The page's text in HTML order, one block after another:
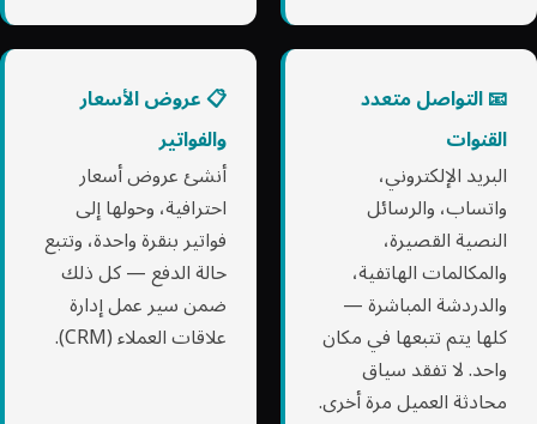
📧 التواصل متعدد
القنوات
البريد الإلكتروني،
واتساب، والرسائل
النصية القصيرة،
والمكالمات الهاتفية،
والدردشة المباشرة —
كلها يتم تتبعها في مكان
واحد. لا تفقد سياق
محادثة العميل مرة أخرى.
📋 عروض الأسعار
والفواتير
أنشئ عروض أسعار
احترافية، وحولها إلى
فواتير بنقرة واحدة، وتتبع
حالة الدفع — كل ذلك
ضمن سير عمل إدارة
علاقات العملاء (CRM).